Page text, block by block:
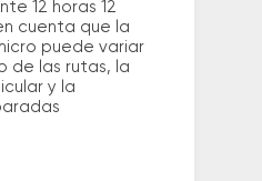
12 horas 12
cuenta que la
puede variar
de las rutas, la
y la